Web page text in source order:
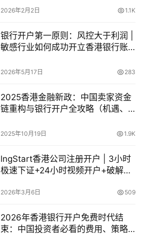
2026年2月2日 1.1K
银行开户第一原则：风控大于利润 |
敏感行业如何成功开立香港银行账
2026年5月17日 283
2025香港金融新政：中国卖家资金
链重构与银行开户全攻略（机遇、
2025年10月19日 1.9K
lngStart香港公司注册开户 | 3小时
极速下证+24小时视频开户+破解跨
2026年3月6日 509
2026年香港银行开户免费时代结
束：中国投资者必看的费用、策略